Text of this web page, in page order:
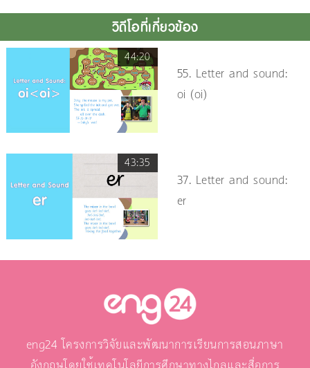
วิดีโอที่เกี่ยวข้อง
44:20
55. Letter and sound:
oi (oi)
43:35
37. Letter and sound:
er
eng24 โครงการวิจัยและพัฒนาการเรียนการสอนภาษา